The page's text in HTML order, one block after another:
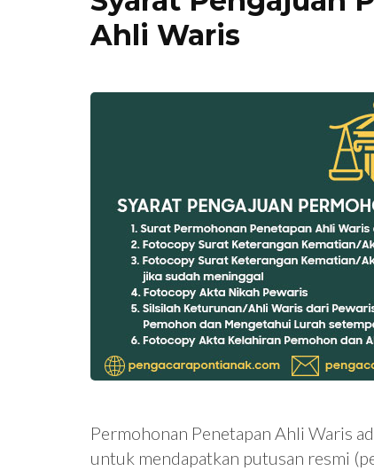
Ahli Waris
Permohonan Penetapan Ahli Waris
untuk mendapatkan putusan resmi